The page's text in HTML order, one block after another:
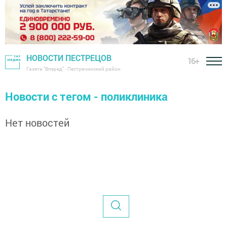
НОВОСТИ ПЕСТРЕЦОВ
Газета "Вперед" - Пестречинский район
16+
Новости с тегом - поликлиника
Нет новостей